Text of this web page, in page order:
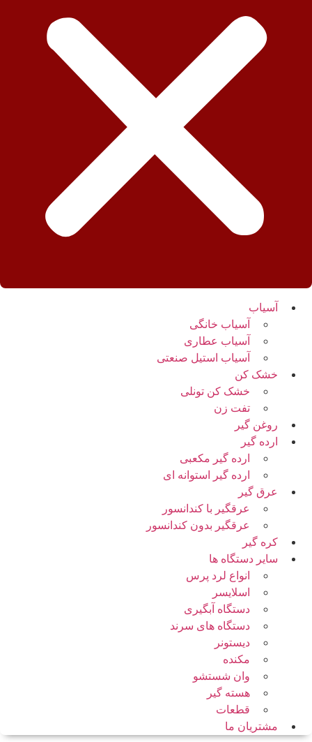
آسیاب
آسیاب خانگی
آسیاب عطاری
آسیاب استیل صنعتی
خشک کن
خشک کن تونلی
تفت زن
روغن گیر
ارده گیر
ارده گیر مکعبی
ارده گیر استوانه ای
عرق گیر
عرقگیر با کندانسور
عرقگیر بدون کندانسور
کره گیر
سایر دستگاه ها
انواع لرد پرس
اسلایسر
دستگاه آبگیری
دستگاه های سرند
دیستونر
مکنده
وان شستشو
هسته گیر
قطعات
مشتریان ما